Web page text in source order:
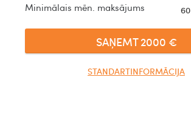
Minimālais mēn. maksājums 60
SAŅEMT2000 €
STANDARTINFORMĀCIJA